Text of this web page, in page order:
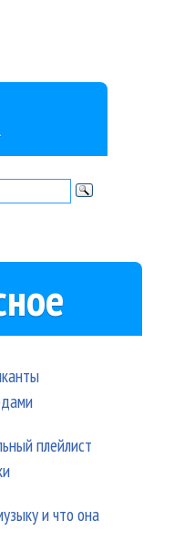
плейлист
и что она